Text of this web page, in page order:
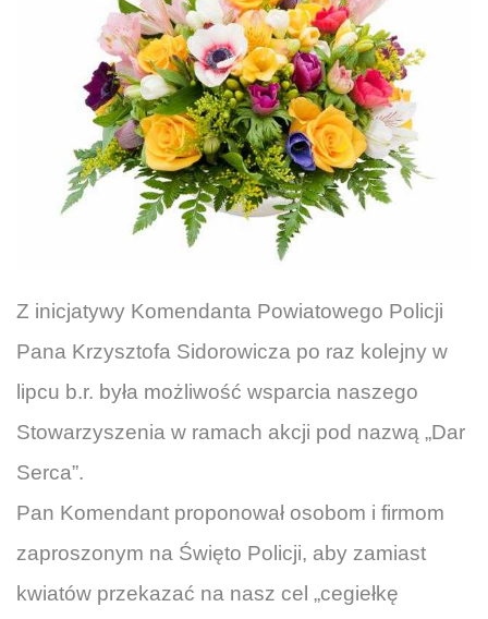
Z inicjatywy Komendanta Powiatowego Policji
Pana Krzysztofa Sidorowicza po raz kolejny w
lipcu b.r. była możliwość wsparcia naszego
Stowarzyszenia w ramach akcji pod nazwą „Dar
Serca”.
Pan Komendant proponował osobom i firmom
zaproszonym na Święto Policji, aby zamiast
kwiatów przekazać na nasz cel „cegiełkę